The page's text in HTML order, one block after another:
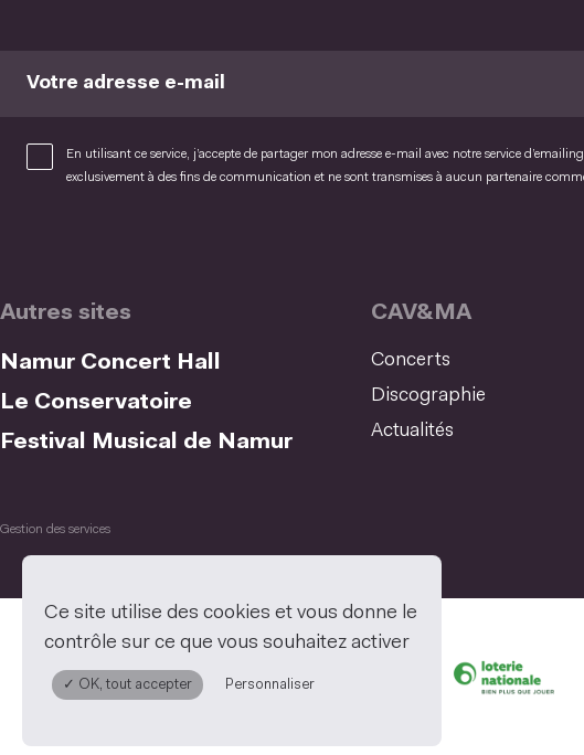
Votre adresse e-mail
En utilisant ce service, j’accepte de partager mon adresse e-mail avec notre service
exclusivement à des fins de communication et ne sont transmises à aucun partenaire
Autres sites
Namur Concert Hall
Le Conservatoire
Festival Musical de Namur
CAV&MA
Concerts
Discographie
Actualités
Gestion des services
Ce site utilise des cookies et vous donne le
contrôle sur ce que vous souhaitez activer
✓ OK, tout accepter Personnaliser